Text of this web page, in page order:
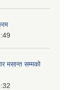
मसान्त सम्मको